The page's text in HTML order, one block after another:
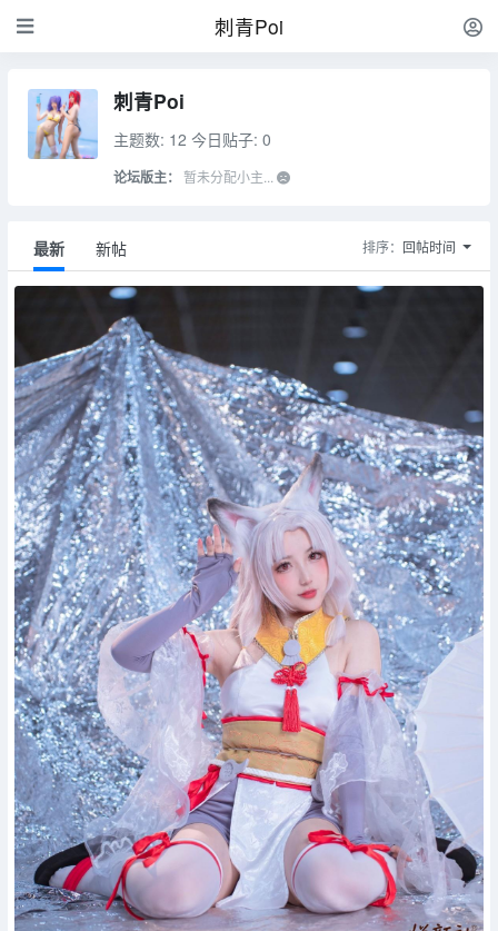
刺青Poi
刺青Poi
主题数: 12 今日贴子: 0
论坛版主： 暂未分配小主...
最新 新帖 排序： 回帖时间